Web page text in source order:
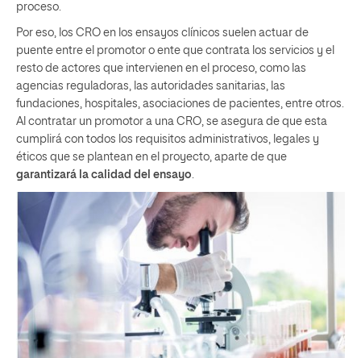
proceso.
Por eso, los CRO en los ensayos clínicos suelen actuar de
puente entre el promotor o ente que contrata los servicios y el
resto de actores que intervienen en el proceso, como las
agencias reguladoras, las autoridades sanitarias, las
fundaciones, hospitales, asociaciones de pacientes, entre otros.
Al contratar un promotor a una CRO, se asegura de que esta
cumplirá con todos los requisitos administrativos, legales y
éticos que se plantean en el proyecto, aparte de que
garantizará la calidad del ensayo